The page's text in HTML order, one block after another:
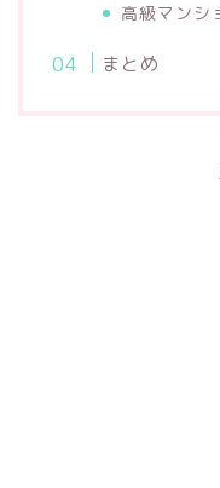
高級マンシ
まとめ